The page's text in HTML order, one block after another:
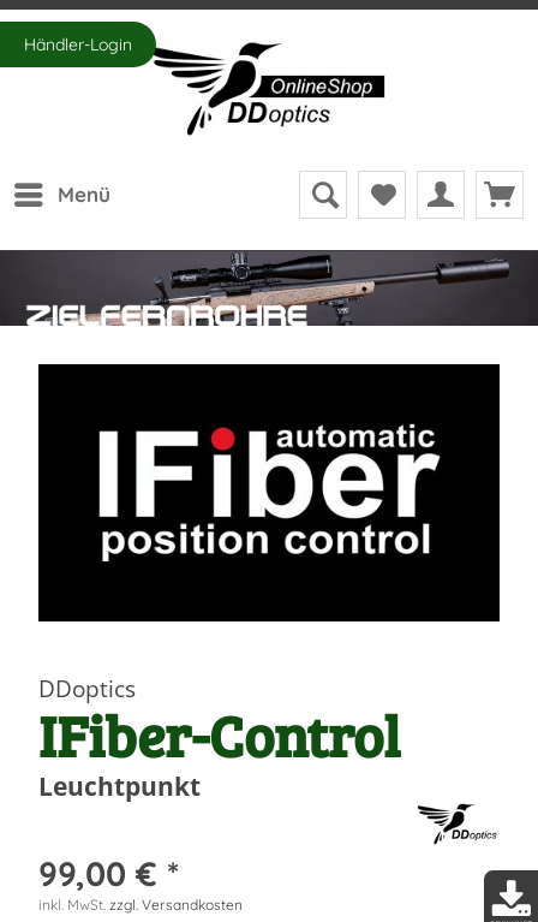
Händler-Login
Menü
DDoptics
IFiber-Control
Leuchtpunkt
99,00 € *
inkl. MwSt. zzgl. Versandkosten